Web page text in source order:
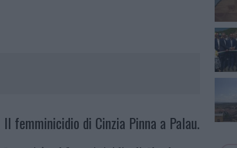
Il femminicidio di Cinzia Pinna a Palau.